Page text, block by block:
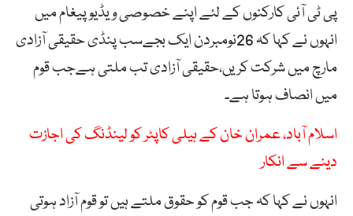
پی ٹی آئی کارکنوں کے لئے اپنے خصوصی ویڈیو پیغام میں
انہوں نے کہا کہ 26نومبردن ایک بجےسب پنڈی حقیقی آزادی
مارچ میں شرکت کریں،حقیقی آزادی تب ملتی ہےجب قوم
میں انصاف ہوتا ہے۔
اسلام آباد، عمران خان کے ہیلی کاپٹر کو لینڈنگ کی اجازت
دینے سے انکار
انہوں نے کہا کہ جب قوم کو حقوق ملتے ہیں تو قوم آزاد ہوتی